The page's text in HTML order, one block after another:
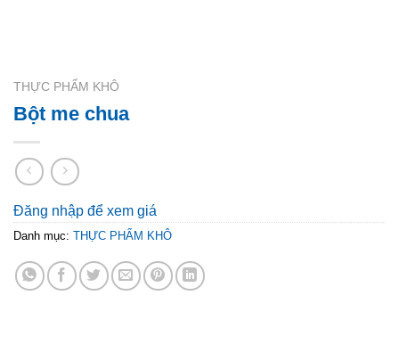
THỰC PHẨM KHÔ
Bột me chua
Đăng nhập để xem giá
Danh mục: THỰC PHẨM KHÔ